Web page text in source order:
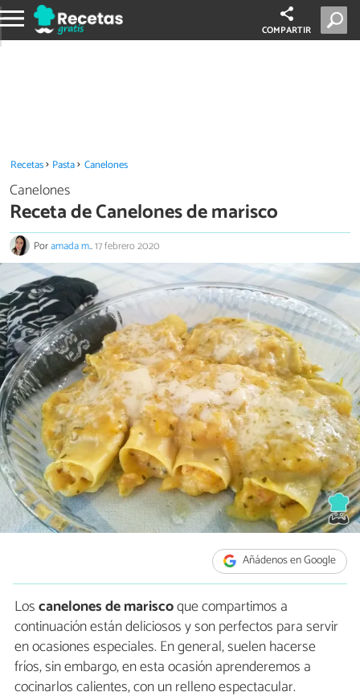
COMPARTIR
Recetas Pasta Canelones
Canelones
Receta de Canelones de marisco
Poramada m..17 febrero 2020
Añádenos en Google
Loscanelones de mariscoque compartimos a
continuación están deliciosos y son perfectos para servir
en ocasiones especiales. En general, suelen hacerse
fríos, sin embargo, en esta ocasión aprenderemos a
cocinarlos calientes, con un relleno espectacular.